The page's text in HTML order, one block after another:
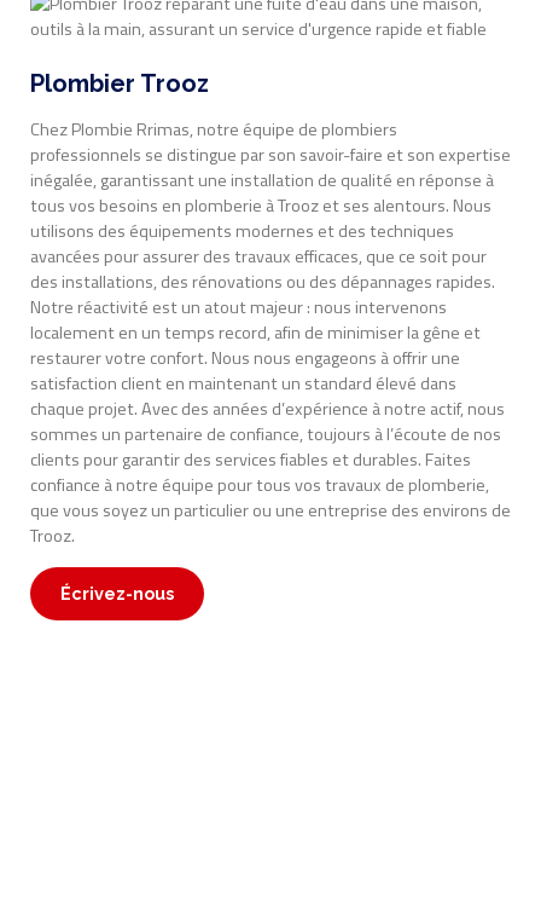
Plombier Trooz
Chez Plombie Rrimas, notre équipe de plombiers
professionnels se distingue par son savoir-faire et son expertise
inégalée, garantissant une installation de qualité en réponse à
tous vos besoins en plomberie à Trooz et ses alentours. Nous
utilisons des équipements modernes et des techniques
avancées pour assurer des travaux efficaces, que ce soit pour
des installations, des rénovations ou des dépannages rapides.
Notre réactivité est un atout majeur : nous intervenons
localement en un temps record, afin de minimiser la gêne et
restaurer votre confort. Nous nous engageons à offrir une
satisfaction client en maintenant un standard élevé dans
chaque projet. Avec des années d’expérience à notre actif, nous
sommes un partenaire de confiance, toujours à l’écoute de nos
clients pour garantir des services fiables et durables. Faites
confiance à notre équipe pour tous vos travaux de plomberie,
que vous soyez un particulier ou une entreprise des environs de
Trooz.
Écrivez-nous